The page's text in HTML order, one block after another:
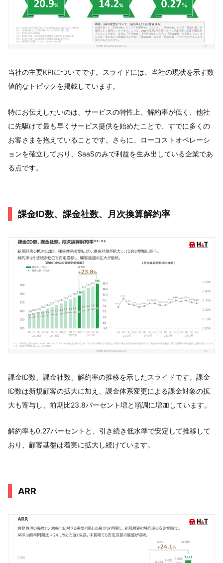
当社の主要KPIについてです。スライドには、当社の現状を示す数
値的なトピックを掲載しています。
特にお伝えしたいのは、サービスの特性上、解約率が低く、他社
に先駆けて最も早くサービス提供を始めたことで、すでに多くの
お客さまを抱えていることです。さらに、ローコストオペレーシ
ョンを確立しており、SaaSのみで利益を生み出している企業であ
る点です。
課金ID数、課金社数、月次換算解約率
課金ID数、課金社数、解約率の推移を示したスライドです。課金
ID数は新規顧客の拡大に加え、課金体系変更による課金対象の拡
大も寄与し、前期比23.8パーセント増と順調に増加しています。
解約率も0.27パーセントと、引き続き低水準で安定して推移して
おり、顧客基盤は着実に拡大し続けています。
ARR